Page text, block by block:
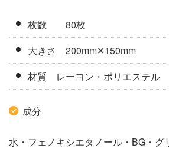
枚数 80枚
大きさ 200mm✕150mm
材質 レーヨン・ポリエステル
成分
水・フェノキシエタノール・BG・グ